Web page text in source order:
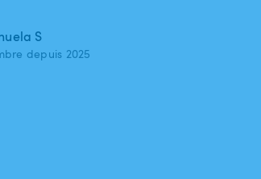
S
depuis 2025